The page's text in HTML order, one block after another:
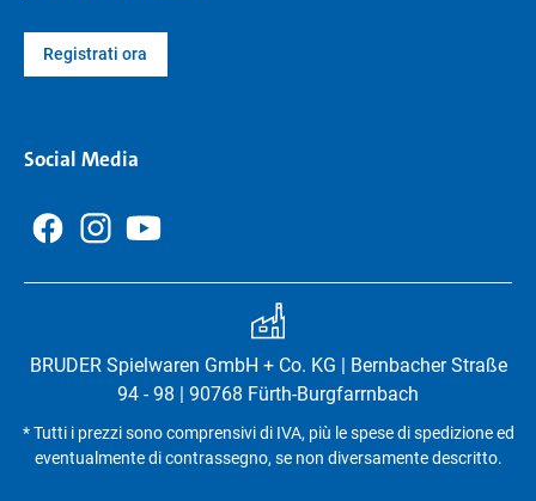
Registrati ora
Social Media
BRUDER Spielwaren GmbH + Co. KG | Bernbacher Straße
94 - 98 | 90768 Fürth-Burgfarrnbach
* Tutti i prezzi sono comprensivi di IVA, più le spese di spedizione ed
eventualmente di contrassegno, se non diversamente descritto.